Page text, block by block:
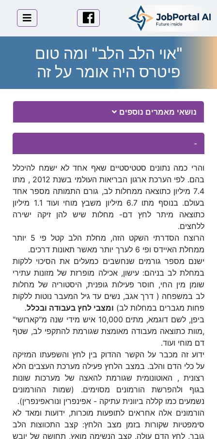
"אוי הלב הלב" ומה טום
פיטרס היה אומר על זה
Essay Body
נושאי מאמרים נוספים
-
והרי כמה נתונים סטטיסטיים שאף אחד לא ישמח להיכלל
בהם. לפי הערכת ארגון הבריאות העולמי בשנת 2012 , מתו
7.4 מיליון כתוצאה ממחלות לב, גורם התמותה מספר אחד
בעולם. בנוסף מתו 6.7 מיליון משבץ מוחי ועוד 1.1 מיליון
כתוצאה מיתר לחץ דם- מחלות שיש להן זיקה ישירה
ללחצים.
הרוצח הסדרתי השקט הזה, מחלת הלב קטל פי 5 יותר
ממחלת האיידס ופי 6 לערך יותר מאשר תאונות דרכים.
ישנם מספר גורמים שנחשבים כמעלים את הסיכוי ללקות
במחלת לב בניהם: עישון, אכילה מופרזת של מזונות עתירי
שומן מין החי, חוסר פעילות גופנית, היסטוריה של מחלות
לב במשפחה ( דרך אגב, נשים עד גיל המעבר נוטות ללקות
פחות מגברים במחלות לב) ומצבי לחץ בעבודה ובכלל.
ביפן, לשם דוגמא, מתים 10,000 איש מידי שנה מ"קארושי"
,מוות כתוצאה מעבודה מאומצת שגורמת להתקפי לב, שטף
דם מוחי ועוד.
ידוע זה מכבר על הקשר ההדוק בין לחץ והשפעתו המזיקה
על כלי הדם והלב. במצב הלחץ פעילה מערכת העצבים הלא
רצונית , האוטונומית שגורמת להאצה של מערכות שונות
בגוף ולהפרשת הורמונים מסוימים. (שמות ההורמונים
נשמעים כמו קללה ביוונית עתיקה - אפינפרין ונוראפינפרין).
הורמונים אלה אחראים לתופעות מוכרות, ידועות ומאד לא
סימפטיות שקורות בזמן מצב הלחץ: קצב התכווצות הלב
גובר, לחץ הדם עולה, קצב הנשימה מואץ, תחושה של יובש